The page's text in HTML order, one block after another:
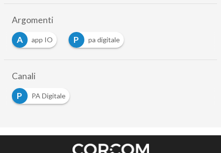
Argomenti
A
app IO P pa digitale
Canali
P
PA Digitale